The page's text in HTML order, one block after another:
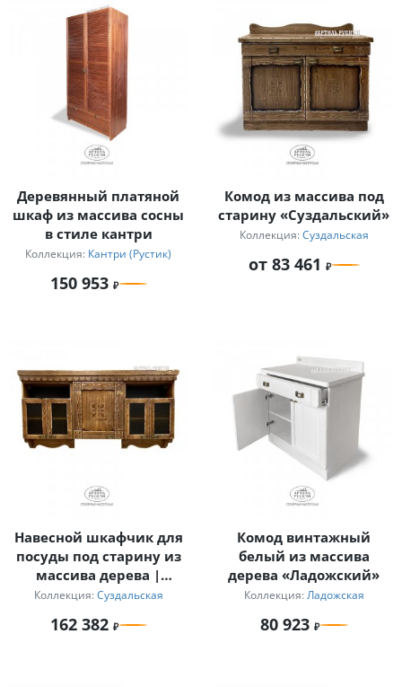
Деревянный платяной
шкаф из массива сосны
в стиле кантри
Коллекция: Кантри (Рустик)
150 953
Комод из массива под
старину «Суздальский»
Коллекция: Суздальская
от 83 461
Навесной шкафчик для
посуды под старину из
массива дерева |
коллекция
Коллекция: Суздальская
162 382
Комод винтажный
белый из массива
дерева «Ладожский»
Коллекция: Ладожская
80 923